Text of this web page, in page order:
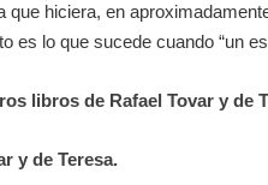
que hiciera, en
es lo que sucede cuando “un
libros de Rafael Tovar y de
y de Teresa.